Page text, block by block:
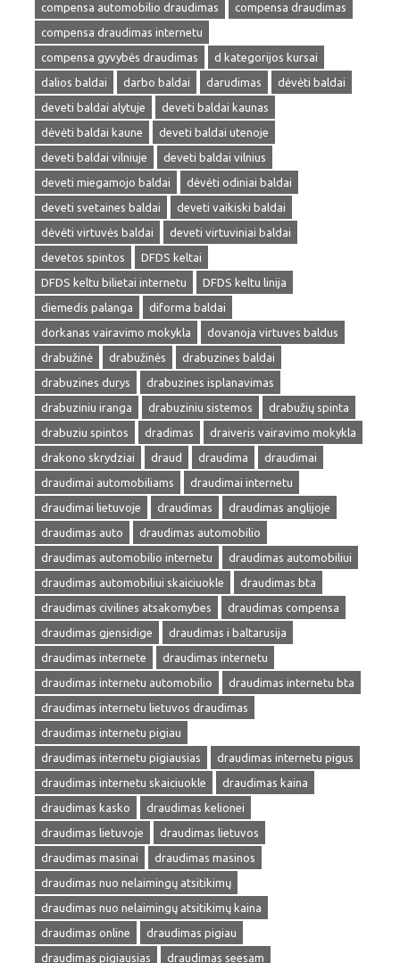
compensa automobilio draudimas
compensa draudimas
compensa draudimas internetu
compensa gyvybės draudimas
d kategorijos kursai
dalios baldai
darbo baldai darudimas
dėvėti baldai
deveti baldai alytuje
deveti baldai kaunas
dėvėti baldai kaune
deveti baldai utenoje
deveti baldai vilniuje
deveti baldai vilnius
deveti miegamojo baldai
dėvėti odiniai baldai
deveti svetaines baldai
deveti vaikiski baldai
dėvėti virtuvės baldai
deveti virtuviniai baldai
devetos spintos
DFDS keltai
DFDS keltu bilietai internetu
DFDS keltu linija
diemedis palanga
diforma baldai
dorkanas vairavimo mokykla
dovanoja virtuves baldus
drabužinė
drabužinės
drabuzines baldai
drabuzines durys
drabuzines isplanavimas
drabuziniu iranga
drabuziniu sistemos
drabužių spinta
drabuziu spintos
dradimas
draiveris vairavimo mokykla
drakono skrydziai
draud draudima
draudimai
draudimai automobiliams
draudimai internetu
draudimai lietuvoje
draudimas
draudimas anglijoje
draudimas auto
draudimas automobilio
draudimas automobilio internetu
draudimas automobiliui
draudimas automobiliui skaiciuokle
draudimas bta
draudimas civilines atsakomybes
draudimas compensa
draudimas gjensidige
draudimas i baltarusija
draudimas internete
draudimas internetu
draudimas internetu automobilio
draudimas internetu bta
draudimas internetu lietuvos draudimas
draudimas internetu pigiau
draudimas internetu pigiausias
draudimas internetu pigus
draudimas internetu skaiciuokle
draudimas kaina
draudimas kasko
draudimas kelionei
draudimas lietuvoje
draudimas lietuvos
draudimas masinai
draudimas masinos
draudimas nuo nelaimingų atsitikimų
draudimas nuo nelaimingų atsitikimų kaina
draudimas online
draudimas pigiau
draudimas pigiausias
draudimas seesam